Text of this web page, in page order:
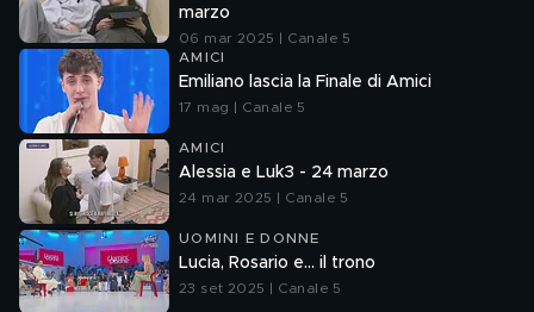
marzo
06 mar 2025 | Canale 5
AMICI
Emiliano lascia la Finale di Amici
17 mag | Canale 5
AMICI
Alessia e Luk3 - 24 marzo
24 mar 2025 | Canale 5
UOMINI E DONNE
Lucia, Rosario e... il trono
23 set 2025 | Canale 5